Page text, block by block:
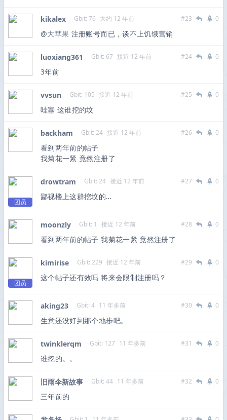
kikalex Gbit: 76 大约 12 年前 #23 0
@大苹果 注册账号而已，谈不上饥饿营销
luoxiang361 Gbit: 67 接近 12 年前 #24 0
3年前
vvsun Gbit: 105 接近 12 年前 #25 0
哇塞 这谁挖的坟
backham Gbit: 24 接近 12 年前 #26 0
看到两年前的帖子
我菊花一紧 竟然注册了
团员
drowtram Gbit: 24 接近 12 年前 #27 0
鄙视楼上这群挖坟的…
moonzly Gbit: 1 接近 12 年前 #28 0
看到两年前的帖子 我菊花一紧 竟然注册了
团员
kimirise Gbit: 229 接近 12 年前 #29 0
这个帖子还有效吗 将来会限制注册吗？
aking23 Gbit: 4 11 年多前 #30 0
生意还没好到那个地步吧。
twinklerqm Gbit: 127 11 年多前 #31 0
谁挖的。。
旧雨伞新故事 Gbit: 44 11 年多前 #32 0
三年前的